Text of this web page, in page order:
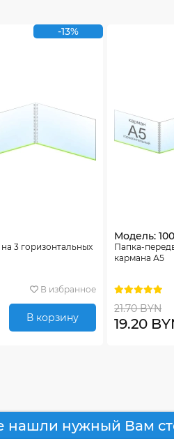
-13%
3 горизонтальных
В избранное
В корзину
Модель:
Папка-
кармана А5
21.70 BYN
19.20
нашли нужный Вам